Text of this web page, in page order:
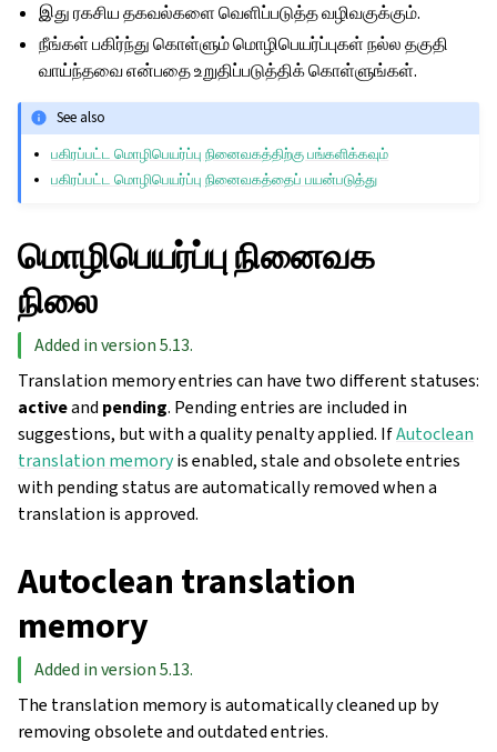
இது ரகசிய தகவல்களை வெளிப்படுத்த வழிவகுக்கும்.
நீங்கள் பகிர்ந்து கொள்ளும் மொழிபெயர்ப்புகள் நல்ல தகுதி
வாய்ந்தவை என்பதை உறுதிப்படுத்திக் கொள்ளுங்கள்.
See also
பகிரப்பட்ட மொழிபெயர்ப்பு நினைவகத்திற்கு பங்களிக்கவும்
பகிரப்பட்ட மொழிபெயர்ப்பு நினைவகத்தைப் பயன்படுத்து
மொழிபெயர்ப்பு நினைவக
நிலை
Added in version 5.13.
Translation memory entries can have two different statuses:
activeand pending. Pending entries are included in
suggestions, but with a quality penalty applied. IfAutoclean
translation memoryis enabled, stale and obsolete entries
with pending status are automatically removed when a
translation is approved.
Autoclean translation
memory
Added in version 5.13.
The translation memory is automatically cleaned up by
removing obsolete and outdated entries.